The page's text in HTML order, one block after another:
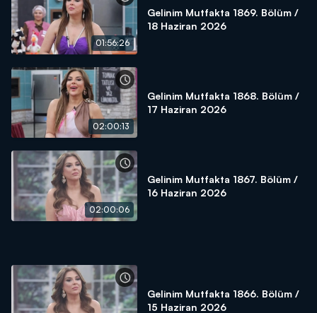
01:56:26
Gelinim Mutfakta 1869. Bölüm /
18 Haziran 2026
02:00:13
Gelinim Mutfakta 1868. Bölüm /
17 Haziran 2026
02:00:06
Gelinim Mutfakta 1867. Bölüm /
16 Haziran 2026
Gelinim Mutfakta 1866. Bölüm /
15 Haziran 2026